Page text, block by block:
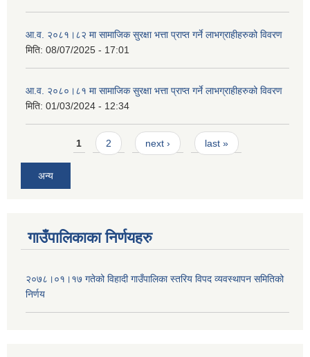
आ.व. २०८१।८२ मा सामाजिक सुरक्षा भत्ता प्राप्त गर्ने लाभग्राहीहरुको विवरण
मिति: 08/07/2025 - 17:01
आ.व. २०८०।८१ मा सामाजिक सुरक्षा भत्ता प्राप्त गर्ने लाभग्राहीहरुको विवरण
मिति: 01/03/2024 - 12:34
Pages1 2 next › last »
अन्य
गाउँपालिकाका निर्णयहरु
२०७८।०१।१७ गतेको विहादी गाउँपालिका स्तरिय विपद व्यवस्थापन समितिको
निर्णय